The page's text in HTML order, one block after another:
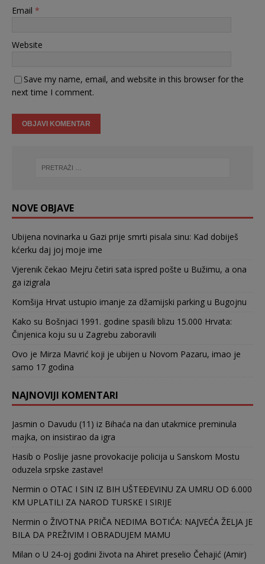
Email *
Website
Save my name, email, and website in this browser for the
next time I comment.
NOVE OBJAVE
Ubijena novinarka u Gazi prije smrti pisala sinu: Kad dobiješ
kćerku daj joj moje ime
Vjerenik čekao Mejru četiri sata ispred pošte u Bužimu, a ona
ga izigrala
Komšija Hrvat ustupio imanje za džamijski parking u Bugojnu
Kako su Bošnjaci 1991. godine spasili blizu 15.000 Hrvata:
Činjenica koju su u Zagrebu zaboravili
Ovo je Mirza Mavrić koji je ubijen u Novom Pazaru, imao je
samo 17 godina
NAJNOVIJI KOMENTARI
Jasmin o Davudu (11) iz Bihaća na dan utakmice preminula
majka, on insistirao da igra
Hasib o Poslije jasne provokacije policija u Sanskom Mostu
oduzela srpske zastave!
Nermin o OTAC I SIN IZ BIH UŠTEĐEVINU ZA UMRU OD 6.000
KM UPLATILI ZA NAROD TURSKE I SIRIJE
Nermin o ŽIVOTNA PRIČA NEDIMA BOTIĆA: NAJVEĆA ŽELJA JE
BILA DA PREŽIVIM I OBRADUJEM MAMU
Milan o U 24-oj godini života na Ahiret preselio Čehajić (Amir)